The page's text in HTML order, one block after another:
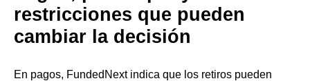
restricciones que pueden
cambiar la decisión
En pagos, FundedNext indica que los retiros pueden